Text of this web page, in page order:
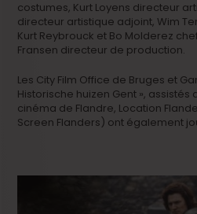
costumes, Kurt Loyens directeur
directeur artistique adjoint, Wim
Kurt Reybrouck et Bo Molderez
Fransen directeur de production.
Les City Film Office de Bruges et
Historische huizen Gent », assistés
cinéma de Flandre, Location
Screen Flanders) ont également